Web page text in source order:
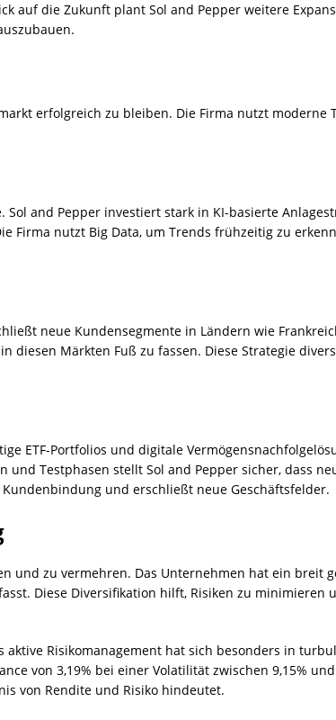
auf die Zukunft plant Sol and Pepper weitere
erfolgreich zu bleiben. Die Firma nutzt moderne
and Pepper investiert stark in KI-basierte
Firma nutzt Big Data, um Trends frühzeitig zu
neue Kundensegmente in Ländern wie
diesen Märkten Fuß zu fassen. Diese Strategie
ETF-Portfolios und digitale
Testphasen stellt Sol and Pepper sicher, dass
und erschließt neue Geschäftsfelder.
und zu vermehren. Das Unternehmen hat ein breit
Diese Diversifikation hilft, Risiken zu minimieren
aktive Risikomanagement hat sich besonders in
von 3,19% bei einer Volatilität zwischen 9,15% und
von Rendite und Risiko hindeutet.